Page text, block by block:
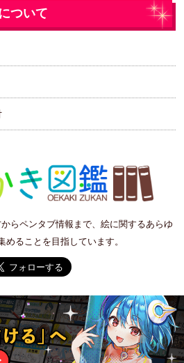
ついて
らペンタブ情報まで、絵に関するあらゆ
めることを目指しています。